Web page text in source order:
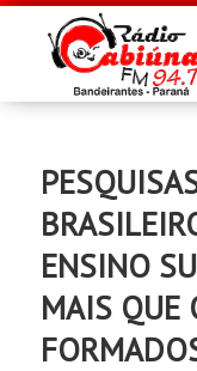
ENSINO
MAIS QUE